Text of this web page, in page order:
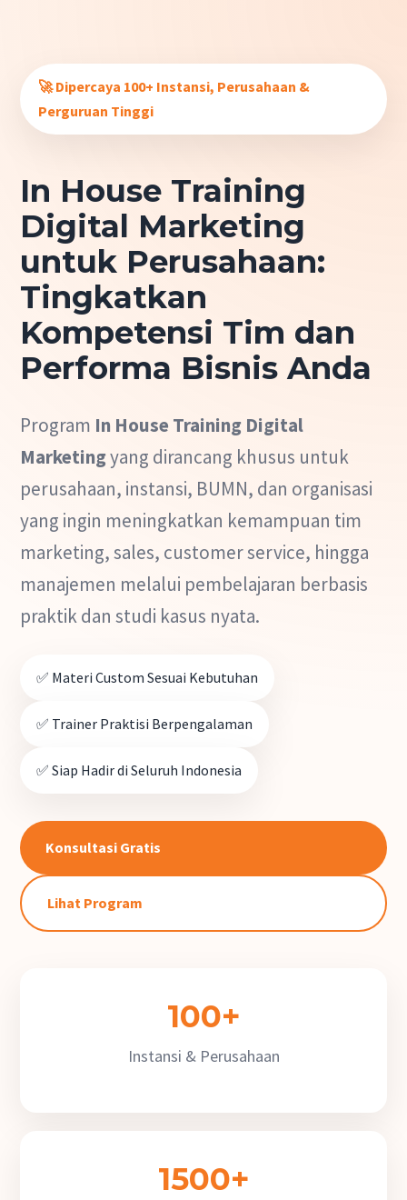
content
🚀 Dipercaya 100+ Instansi, Perusahaan &
Perguruan Tinggi
In House Training
Digital Marketing
untuk Perusahaan:
Tingkatkan
Kompetensi Tim dan
Performa Bisnis Anda
Program In House Training Digital
Marketingyang dirancang khusus untuk
perusahaan, instansi, BUMN, dan organisasi
yang ingin meningkatkan kemampuan tim
marketing, sales, customer service, hingga
manajemen melalui pembelajaran berbasis
praktik dan studi kasus nyata.
✅ Materi Custom Sesuai Kebutuhan
✅ Trainer Praktisi Berpengalaman
✅ Siap Hadir di Seluruh Indonesia
Konsultasi Gratis
Lihat Program
100+
Instansi & Perusahaan
1500+